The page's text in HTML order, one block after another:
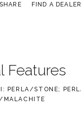
SHARE FIND A DEALER
Features
PERLA/STONE;